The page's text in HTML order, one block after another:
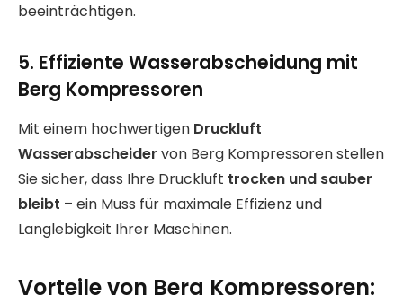
beeinträchtigen.
5. Effiziente Wasserabscheidung mit
Berg Kompressoren
Mit einem hochwertigen Druckluft
Wasserabscheider von Berg Kompressoren stellen
Sie sicher, dass Ihre Druckluft trocken und sauber
bleibt – ein Muss für maximale Effizienz und
Langlebigkeit Ihrer Maschinen.
Vorteile von Berg Kompressoren: